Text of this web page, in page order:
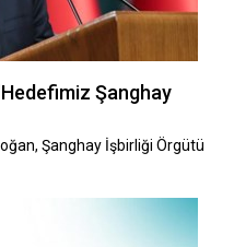
Şanghay
Şanghay İşbirliği Örgütü